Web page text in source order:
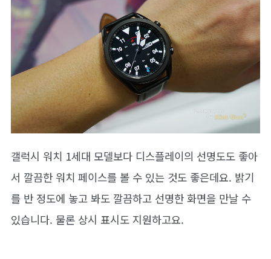
갤럭시 워치 1세대 모델보다 디스플레이의 선명도도 좋아
서 깔끔한 워치 페이스를 볼 수 있는 것도 좋은데요. 밝기
를 반 정도에 놓고 봐도 깔끔하고 선명한 화면을 만날 수
있습니다. 물론 상시 표시도 지원하고요.